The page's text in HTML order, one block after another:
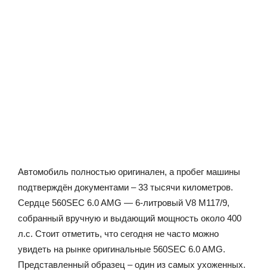
Автомобиль полностью оригинален, а пробег машины
подтверждён документами – 33 тысячи километров.
Сердце 560SEC 6.0 AMG — 6-литровый V8 M117/9,
собранный вручную и выдающий мощность около 400
л.с. Стоит отметить, что сегодня не часто можно
увидеть на рынке оригинальные 560SEC 6.0 AMG.
Представленный образец – один из самых ухоженных.